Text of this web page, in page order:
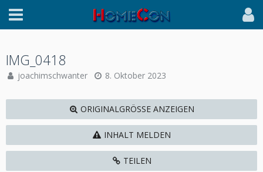
IMG_0418
joachimschwanter 8. Oktober 2023
ORIGINALGRÖSSE ANZEIGEN
INHALT MELDEN
TEILEN